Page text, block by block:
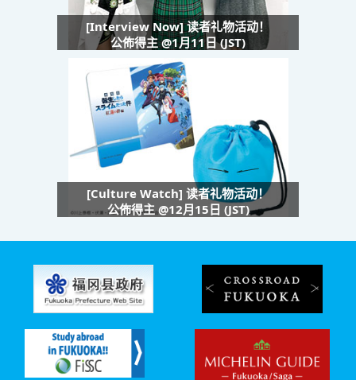
[Interview Now] 读者礼物活动！
公佈得主 @1月11日 (JST)
[Culture Watch] 读者礼物活动！
公佈得主 @12月15日 (JST)